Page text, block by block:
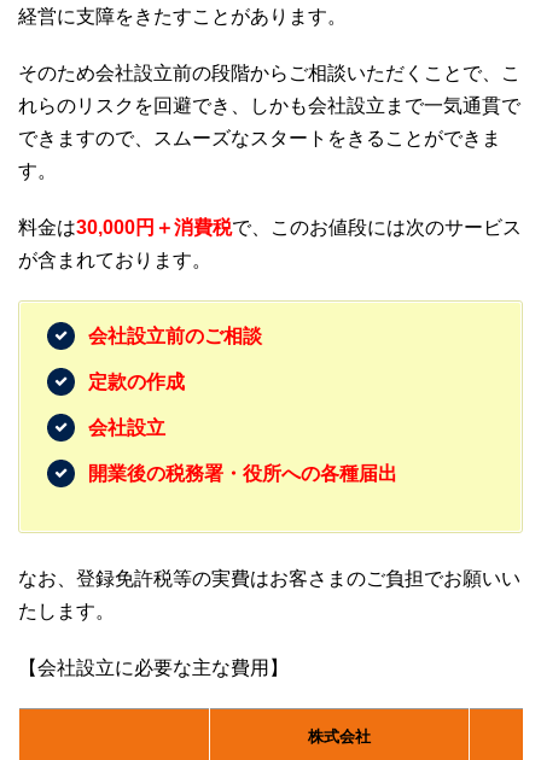
経営に支障をきたすことがあります。
そのため会社設立前の段階からご相談いただくことで、こ
れらのリスクを回避でき、しかも会社設立まで一気通貫で
できますので、スムーズなスタートをきることができま
す。
料金は30,000円＋消費税で、このお値段には次のサービス
が含まれております。
会社設立前のご相談
定款の作成
会社設立
開業後の税務署・役所への各種届出
なお、登録免許税等の実費はお客さまのご負担でお願いい
たします。
【会社設立に必要な主な費用】
株式会社